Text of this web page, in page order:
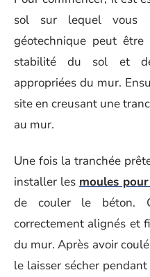
sol sur lequel vous
géotechnique peut être
stabilité du sol et
appropriées du mur.
site en creusant une
au mur.
Une fois la tranchée
installer les moules
de couler le béton.
correctement alignés et
du mur. Après avoir
le laisser sécher